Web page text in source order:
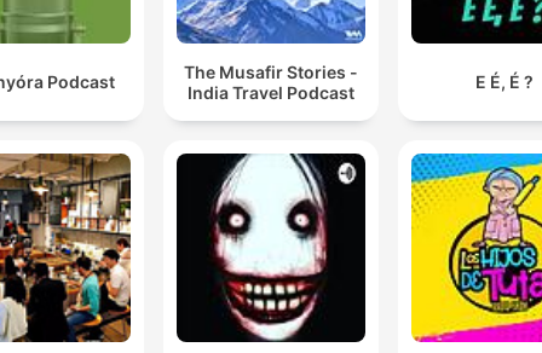
Podcast
The Musafir Stories -
India Travel Podcast
E É, É ?